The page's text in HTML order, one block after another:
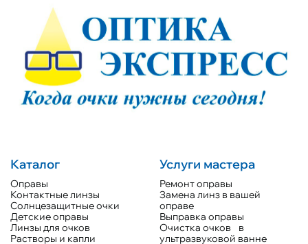
Каталог
Оправы
Контактные линзы
Солнцезащитные очки
Детские оправы
Линзы для очков
Растворы и капли
Услуги мастера
Ремонт оправы
Замена линз в вашей
оправе
Выправка оправы
Очистка очков в
ультразвуковой ванне